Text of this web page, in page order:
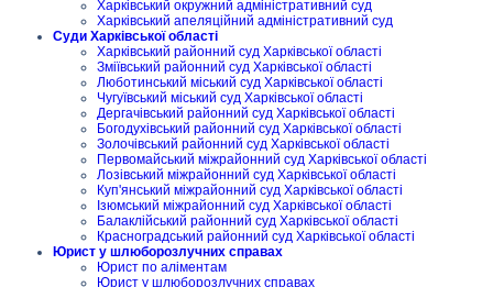
Харківський окружний адміністративний суд
Харківський апеляційний адміністративний суд
Суди Харківської області
Харківський районний суд Харківської області
Зміївський районний суд Харківської області
Люботинський міський суд Харківської області
Чугуївський міський суд Харківської області
Дергачівський районний суд Харківської області
Богодухівський районний суд Харківської області
Золочівський районний суд Харківської області
Первомайський міжрайонний суд Харківської області
Лозівський міжрайонний суд Харківської області
Куп'янський міжрайонний суд Харківської області
Ізюмський міжрайонний суд Харківської області
Балаклійський районний суд Харківської області
Красноградський районний суд Харківської області
Юрист у шлюборозлучних справах
Юрист по аліментам
Юрист у шлюборозлучних справах